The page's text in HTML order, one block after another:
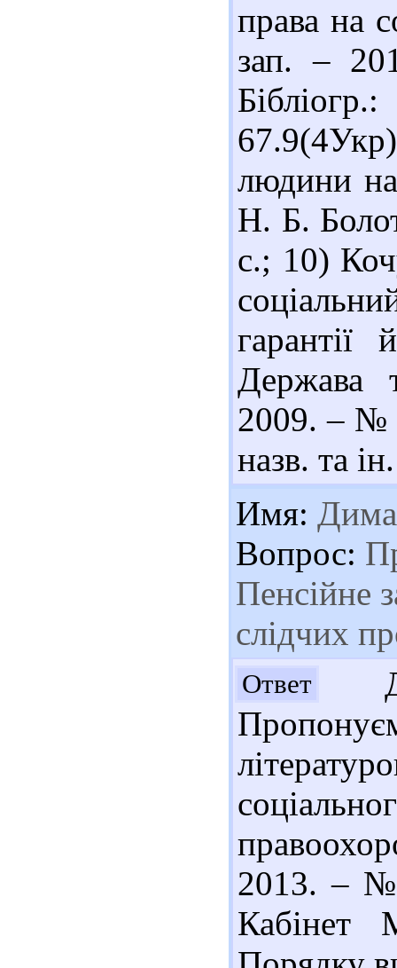
права на
зап. –
людини на
Н. Б.
с.; 10)
гарантії
Держава
2009. – №
назв. та ін.
Имя: Дима
Вопрос:
Пенсійне
слідчих
Ответ
2013. – №
Кабінет